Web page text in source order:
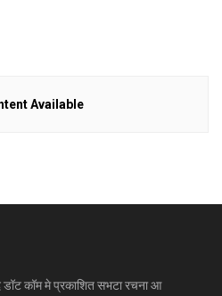
Available
डॉट कॉम मे प्रकाशित सभटा रचना आ